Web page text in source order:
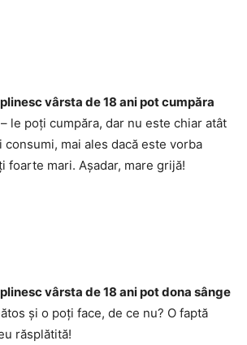
vârsta de 18 ani pot cumpăra
– le poți cumpăra, dar nu este chiar atât
consumi, mai ales dacă este vorba
foarte mari. Așadar, mare grijă!
vârsta de 18 ani pot dona sânge
și o poți face, de ce nu? O faptă
răsplătită!